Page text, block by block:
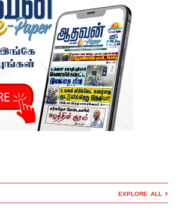
EXPLORE ALL